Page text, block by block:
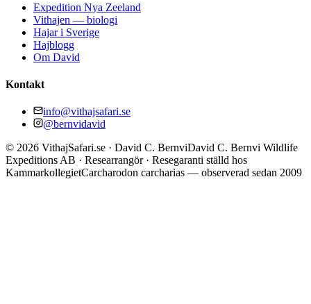
Expedition Nya Zeeland
Vithajen — biologi
Hajar i Sverige
Hajblogg
Om David
Kontakt
info@vithajsafari.se
@bernvidavid
© 2026 VithajSafari.se · David C. BernviDavid C. Bernvi Wildlife
Expeditions AB · Researrangör · Resegaranti ställd hos
KammarkollegietCarcharodon carcharias — observerad sedan 2009